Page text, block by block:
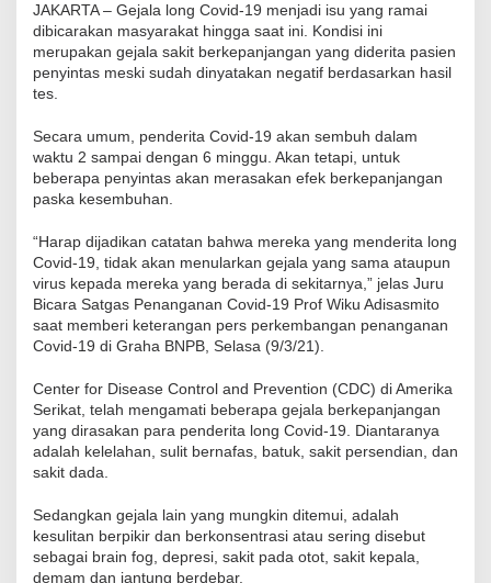
JAKARTA – Gejala long Covid-19 menjadi isu yang ramai
dibicarakan masyarakat hingga saat ini. Kondisi ini
merupakan gejala sakit berkepanjangan yang diderita pasien
penyintas meski sudah dinyatakan negatif berdasarkan hasil
tes.
Secara umum, penderita Covid-19 akan sembuh dalam
waktu 2 sampai dengan 6 minggu. Akan tetapi, untuk
beberapa penyintas akan merasakan efek berkepanjangan
paska kesembuhan.
“Harap dijadikan catatan bahwa mereka yang menderita long
Covid-19, tidak akan menularkan gejala yang sama ataupun
virus kepada mereka yang berada di sekitarnya,” jelas Juru
Bicara Satgas Penanganan Covid-19 Prof Wiku Adisasmito
saat memberi keterangan pers perkembangan penanganan
Covid-19 di Graha BNPB, Selasa (9/3/21).
Center for Disease Control and Prevention (CDC) di Amerika
Serikat, telah mengamati beberapa gejala berkepanjangan
yang dirasakan para penderita long Covid-19. Diantaranya
adalah kelelahan, sulit bernafas, batuk, sakit persendian, dan
sakit dada.
Sedangkan gejala lain yang mungkin ditemui, adalah
kesulitan berpikir dan berkonsentrasi atau sering disebut
sebagai brain fog, depresi, sakit pada otot, sakit kepala,
demam dan jantung berdebar.